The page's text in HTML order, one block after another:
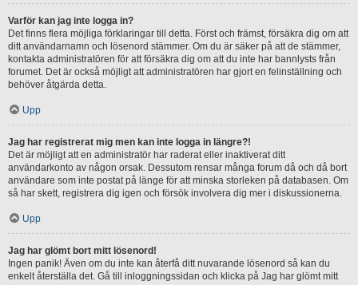
Varför kan jag inte logga in?
Det finns flera möjliga förklaringar till detta. Först och främst, försäkra dig om att
ditt användarnamn och lösenord stämmer. Om du är säker på att de stämmer,
kontakta administratören för att försäkra dig om att du inte har bannlysts från
forumet. Det är också möjligt att administratören har gjort en felinställning och
behöver åtgärda detta.
Upp
Jag har registrerat mig men kan inte logga in längre?!
Det är möjligt att en administratör har raderat eller inaktiverat ditt
användarkonto av någon orsak. Dessutom rensar många forum då och då bort
användare som inte postat på länge för att minska storleken på databasen. Om
så har skett, registrera dig igen och försök involvera dig mer i diskussionerna.
Upp
Jag har glömt bort mitt lösenord!
Ingen panik! Även om du inte kan återfå ditt nuvarande lösenord så kan du
enkelt återställa det. Gå till inloggningssidan och klicka på Jag har glömt mitt